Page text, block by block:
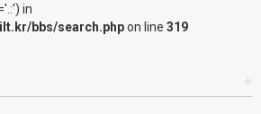
in
bbs/search.phpon line 319
+